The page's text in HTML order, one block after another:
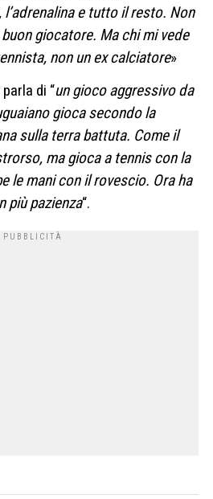
e tutto il resto. Non
giocatore. Ma chi mi vede
non un ex calciatore»
di “un gioco aggressivo da
gioca secondo la
sulla terra battuta. Come il
ma gioca a tennis con la
le mani con il rovescio. Ora ha
più pazienza“.